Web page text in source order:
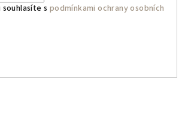
k
i
s podmínkami ochrany osobních